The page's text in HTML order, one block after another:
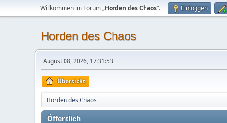
Willkommen im Forum „Horden des Chaos“. Einloggen
Horden des Chaos
August 08, 2026, 17:31:53
Übersicht
Horden des Chaos
Öffentlich